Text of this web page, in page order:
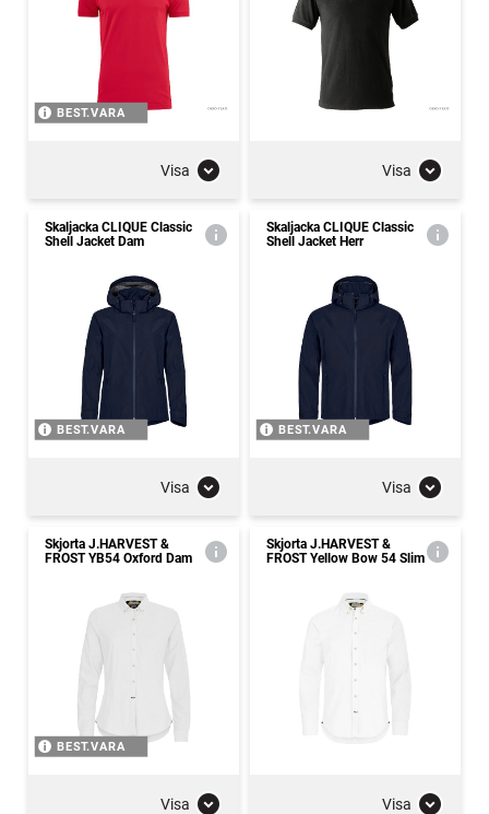
BEST.VARA
Visa Visa
Skaljacka CLIQUE Classic
Shell Jacket Dam
BEST.VARA
Visa
Skaljacka CLIQUE Classic
Shell Jacket Herr
BEST.VARA
Visa
Skjorta J.HARVEST &
FROST YB54 Oxford Dam
BEST.VARA
Visa
Skjorta J.HARVEST &
FROST Yellow Bow 54 Slim
Visa